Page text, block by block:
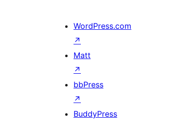
WordPress.com
↗
Matt
↗
bbPress
↗
BuddyPress